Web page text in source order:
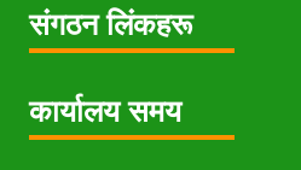
संगठन लिंकहरू
कार्यालय समय